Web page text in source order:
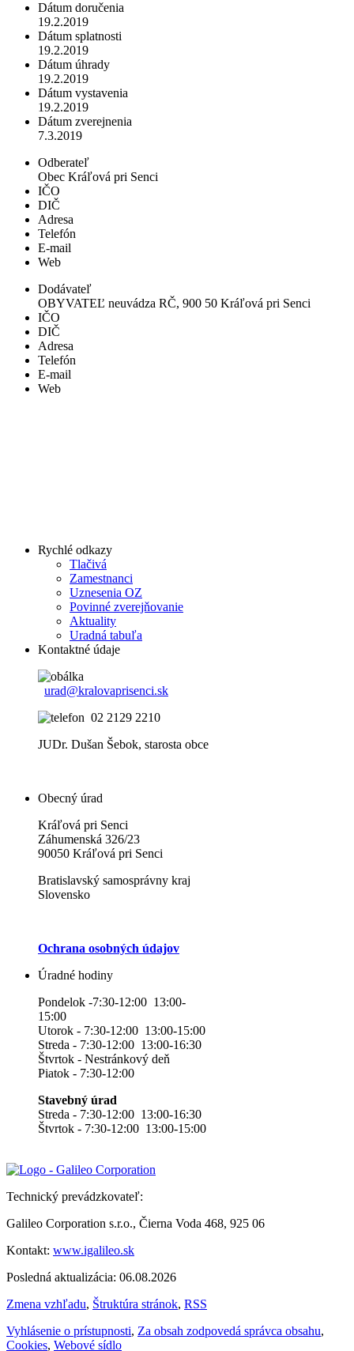
Dátum doručenia
19.2.2019
Dátum splatnosti
19.2.2019
Dátum úhrady
19.2.2019
Dátum vystavenia
19.2.2019
Dátum zverejnenia
7.3.2019
Odberateľ
Obec Kráľová pri Senci
IČO
DIČ
Adresa
Telefón
E-mail
Web
Dodávateľ
OBYVATEĽ neuvádza RČ, 900 50 Kráľová pri Senci
IČO
DIČ
Adresa
Telefón
E-mail
Web
Rychlé odkazy
Tlačivá
Zamestnanci
Uznesenia OZ
Povinné zverejňovanie
Aktuality
Uradná tabuľa
Kontaktné údaje
urad@kralovaprisenci.sk
02 2129 2210
JUDr. Dušan Šebok, starosta obce
Obecný úrad
Kráľová pri Senci
Záhumenská 326/23
90050 Kráľová pri Senci
Bratislavský samosprávny kraj
Slovensko
Ochrana osobných údajov
Úradné hodiny
Pondelok -7:30-12:00 13:00-
15:00
Utorok - 7:30-12:00 13:00-15:00
Streda - 7:30-12:00 13:00-16:30
Štvrtok - Nestránkový deň
Piatok - 7:30-12:00
Stavebný úrad
Streda - 7:30-12:00 13:00-16:30
Štvrtok - 7:30-12:00 13:00-15:00
Technický prevádzkovateľ:
Galileo Corporation s.r.o., Čierna Voda 468, 925 06
Kontakt: www.igalileo.sk
Posledná aktualizácia: 06.08.2026
Zmena vzhľadu, Štruktúra stránok, RSS
Vyhlásenie o prístupnosti, Za obsah zodpovedá správca obsahu,
Cookies, Webové sídlo